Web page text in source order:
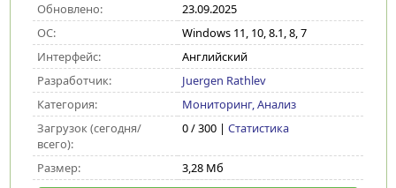
Обновлено:
23.09.2025
ОС:
Windows 11, 10, 8.1, 8, 7
Интерфейс:
Английский
Разработчик:
Juergen Rathlev
Категория:
Мониторинг, Анализ
Загрузок (сегодня/
всего):
0 / 300 | Статистика
Размер: 3,28 Мб